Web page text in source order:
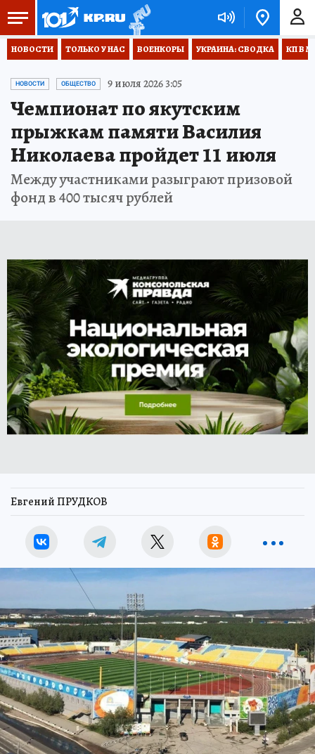
НОВОСТИ ТОЛЬКО У НАС ВОЕНКОРЫ УКРАИНА: СВОДКА КП В
НОВОСТИ ОБЩЕСТВО 9 июля 2026 3:05
Чемпионат по якутским
прыжкам памяти Василия
Николаева пройдет 11 июля
Между участниками разыграют призовой
фонд в 400 тысяч рублей
Евгений ПРУДКОВ